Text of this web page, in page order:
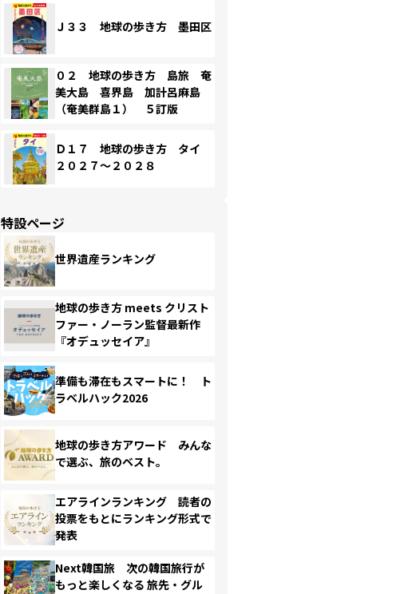
Ｊ３３ 地球の歩き方 墨田区
０２ 地球の歩き方 島旅 奄
美大島 喜界島 加計呂麻島
（奄美群島１） ５訂版
Ｄ１７ 地球の歩き方 タイ
２０２７～２０２８
特設ページ
世界遺産ランキング
地球の歩き方 meets クリスト
ファー・ノーラン監督最新作
『オデュッセイア』
準備も滞在もスマートに！ ト
ラベルハック2026
地球の歩き方アワード みんな
で選ぶ、旅のベスト。
エアラインランキング 読者の
投票をもとにランキング形式で
発表
Next韓国旅 次の韓国旅行が
もっと楽しくなる 旅先・グル